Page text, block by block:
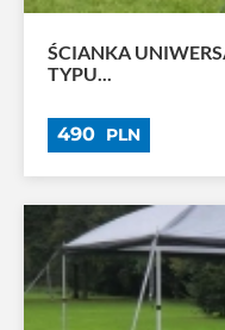
ŚCIANKA
TYPU...
490 PLN